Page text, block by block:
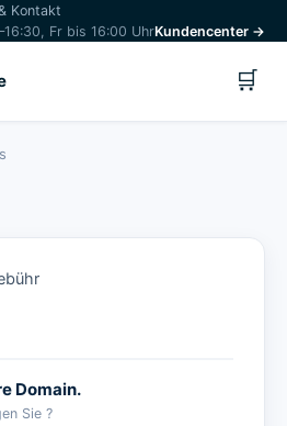
Kontakt
Fr bis 16:00 UhrKundencenter →
🛒
Domain.
Sie ?